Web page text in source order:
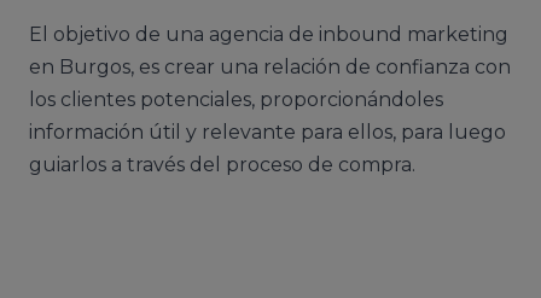
El objetivo de una agencia de inbound marketing
en Burgos, es crear una relación de confianza con
los clientes potenciales, proporcionándoles
información útil y relevante para ellos, para luego
guiarlos a través del proceso de compra.